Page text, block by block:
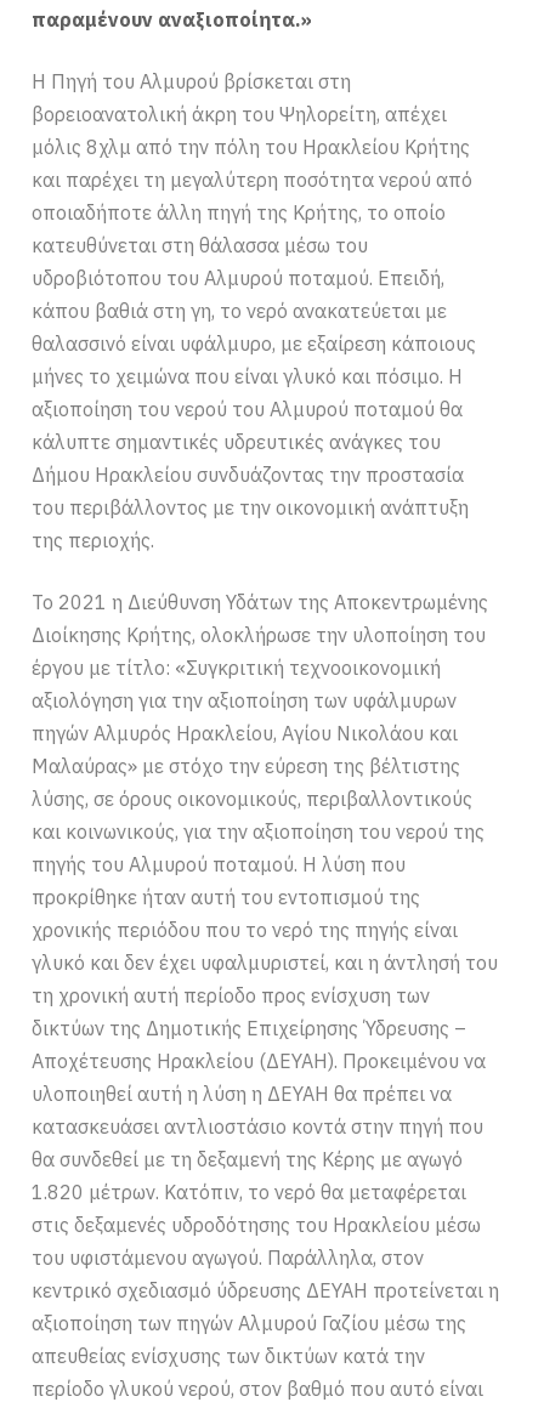
παραμένουν αναξιοποίητα.»
Η Πηγή του Αλμυρού βρίσκεται στη
βορειοανατολική άκρη του Ψηλορείτη, απέχει
μόλις 8χλμ από την πόλη του Ηρακλείου Κρήτης
και παρέχει τη μεγαλύτερη ποσότητα νερού από
οποιαδήποτε άλλη πηγή της Κρήτης, το οποίο
κατευθύνεται στη θάλασσα μέσω του
υδροβιότοπου του Αλμυρού ποταμού. Επειδή,
κάπου βαθιά στη γη, το νερό ανακατεύεται με
θαλασσινό είναι υφάλμυρο, με εξαίρεση κάποιους
μήνες το χειμώνα που είναι γλυκό και πόσιμο. Η
αξιοποίηση του νερού του Αλμυρού ποταμού θα
κάλυπτε σημαντικές υδρευτικές ανάγκες του
Δήμου Ηρακλείου συνδυάζοντας την προστασία
του περιβάλλοντος με την οικονομική ανάπτυξη
της περιοχής.
Το 2021 η Διεύθυνση Υδάτων της Αποκεντρωμένης
Διοίκησης Κρήτης, ολοκλήρωσε την υλοποίηση του
έργου με τίτλο: «Συγκριτική τεχνοοικονομική
αξιολόγηση για την αξιοποίηση των υφάλμυρων
πηγών Αλμυρός Ηρακλείου, Αγίου Νικολάου και
Μαλαύρας» με στόχο την εύρεση της βέλτιστης
λύσης, σε όρους οικονομικούς, περιβαλλοντικούς
και κοινωνικούς, για την αξιοποίηση του νερού της
πηγής του Αλμυρού ποταμού. Η λύση που
προκρίθηκε ήταν αυτή του εντοπισμού της
χρονικής περιόδου που το νερό της πηγής είναι
γλυκό και δεν έχει υφαλμυριστεί, και η άντλησή του
τη χρονική αυτή περίοδο προς ενίσχυση των
δικτύων της Δημοτικής Επιχείρησης Ύδρευσης –
Αποχέτευσης Ηρακλείου (ΔΕΥΑΗ). Προκειμένου να
υλοποιηθεί αυτή η λύση η ΔΕΥΑΗ θα πρέπει να
κατασκευάσει αντλιοστάσιο κοντά στην πηγή που
θα συνδεθεί με τη δεξαμενή της Κέρης με αγωγό
1.820 μέτρων. Κατόπιν, το νερό θα μεταφέρεται
στις δεξαμενές υδροδότησης του Ηρακλείου μέσω
του υφιστάμενου αγωγού. Παράλληλα, στον
κεντρικό σχεδιασμό ύδρευσης ΔΕΥΑΗ προτείνεται η
αξιοποίηση των πηγών Αλμυρού Γαζίου μέσω της
απευθείας ενίσχυσης των δικτύων κατά την
περίοδο γλυκού νερού, στον βαθμό που αυτό είναι